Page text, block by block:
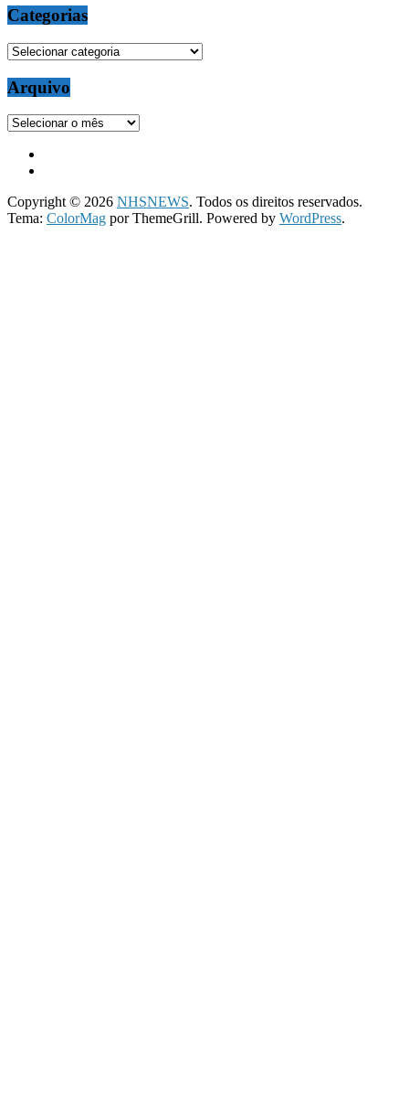
Categorias
Categorias
Arquivo
Arquivo
Copyright © 2026 NHSNEWS. Todos os direitos reservados.
Tema: ColorMag por ThemeGrill. Powered by WordPress.